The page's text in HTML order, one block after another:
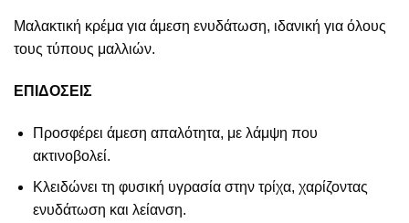
Μαλακτική κρέμα για άμεση ενυδάτωση, ιδανική για όλους
τους τύπους μαλλιών.
ΕΠΙΔΟΣΕΙΣ
Προσφέρει άμεση απαλότητα, με λάμψη που
ακτινοβολεί.
Κλειδώνει τη φυσική υγρασία στην τρίχα, χαρίζοντας
ενυδάτωση και λείανση.